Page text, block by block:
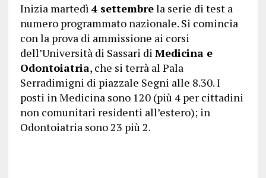
Inizia martedì 4 settembrela serie di test a
numero programmato nazionale. Si comincia
con la prova di ammissione ai corsi
dell’Università di Sassari di Medicina e
Odontoiatria, che si terrà al Pala
Serradimigni di piazzale Segni alle 8.30. I
posti in Medicina sono 120 (più 4 per cittadini
non comunitari residenti all’estero); in
Odontoiatria sono 23 più 2.